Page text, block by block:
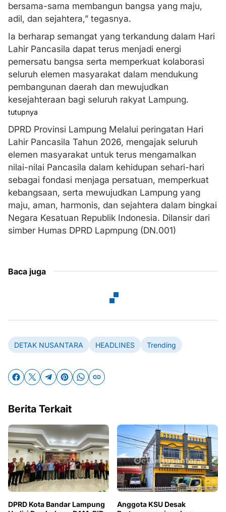
bersama-sama membangun bangsa yang maju,
adil, dan sejahtera,” tegasnya.
Ia berharap semangat yang terkandung dalam Hari
Lahir Pancasila dapat terus menjadi energi
pemersatu bangsa serta memperkuat kolaborasi
seluruh elemen masyarakat dalam mendukung
pembangunan daerah dan mewujudkan
kesejahteraan bagi seluruh rakyat Lampung.
tutupnya
DPRD Provinsi Lampung Melalui peringatan Hari
Lahir Pancasila Tahun 2026, mengajak seluruh
elemen masyarakat untuk terus mengamalkan
nilai-nilai Pancasila dalam kehidupan sehari-hari
sebagai fondasi menjaga persatuan, memperkuat
kebangsaan, serta mewujudkan Lampung yang
maju, aman, harmonis, dan sejahtera dalam bingkai
Negara Kesatuan Republik Indonesia. Dilansir dari
simber Humas DPRD Lapmpung (DN.001)
Baca juga
DETAK NUSANTARA HEADLINES Trending
Berita Terkait
DPRD Kota Bandar Lampung
Anggota KSU Desak